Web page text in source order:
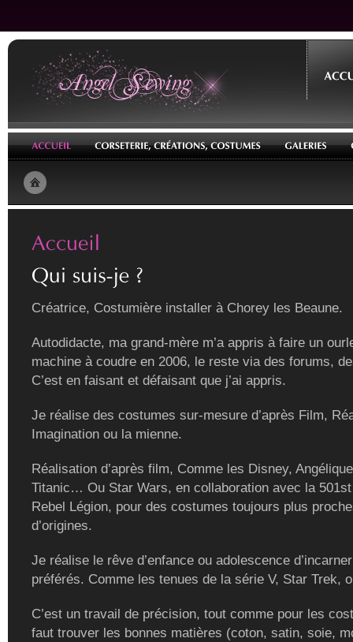
Créatrice, Costumière installer à Chorey les Beaune.
Autodidacte, ma grand-mère m’a appris à faire un
machine à coudre en 2006, le reste via des forums,
C’est en faisant et défaisant que j’ai appris.
Je réalise des costumes sur-mesure d’après Film,
Imagination ou la mienne.
Réalisation d’après film, Comme les Disney,
Titanic… Ou Star Wars, en collaboration avec la
Rebel Légion, pour des costumes toujours plus
d’origines.
Je réalise le rêve d’enfance ou adolescence
préférés. Comme les tenues de la série V, Star Trek,
C’est un travail de précision, tout comme pour les
faut trouver les bonnes matières (coton, satin, soie,